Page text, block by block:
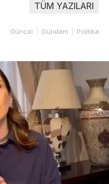
TÜM YAZILARI
Güncel Gündem Politika